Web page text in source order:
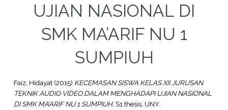
UJIAN NASIONAL DI
SMK MA’ARIF NU 1
SUMPIUH
Faiz, Hidayat(2015) KECEMASAN SISWA KELAS XII JURUSAN
TEKNIK AUDIO VIDEO DALAM MENGHADAPI UJIAN NASIONAL
DI SMK MA’ARIF NU 1 SUMPIUH. S1 thesis, UNY.